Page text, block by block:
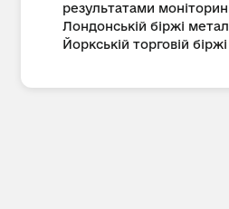
результатами
Лондонській біржі
Йоркській торговій біржі